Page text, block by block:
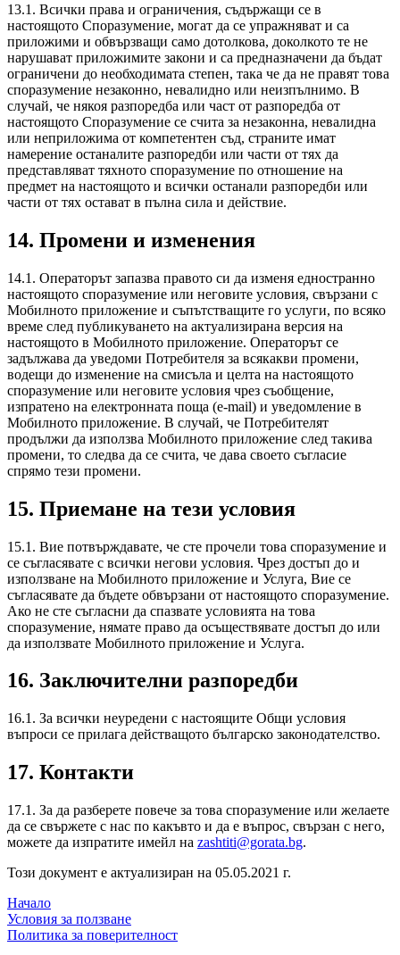
13.1. Всички права и ограничения, съдържащи се в
настоящото Споразумение, могат да се упражняват и са
приложими и обвързващи само дотолкова, доколкото те не
нарушават приложимите закони и са предназначени да бъдат
ограничени до необходимата степен, така че да не правят това
споразумение незаконно, невалидно или неизпълнимо. В
случай, че някоя разпоредба или част от разпоредба от
настоящото Споразумение се счита за незаконна, невалидна
или неприложима от компетентен съд, страните имат
намерение останалите разпоредби или части от тях да
представляват тяхното споразумение по отношение на
предмет на настоящото и всички останали разпоредби или
части от тях остават в пълна сила и действие.
14. Промени и изменения
14.1. Операторът запазва правото си да изменя едностранно
настоящото споразумение или неговите условия, свързани с
Мобилното приложение и съпътстващите го услуги, по всяко
време след публикуването на актуализирана версия на
настоящото в Мобилното приложение. Операторът се
задължава да уведоми Потребителя за всякакви промени,
водещи до изменение на смисъла и целта на настоящото
споразумение или неговите условия чрез съобщение,
изпратено на електронната поща (e-mail) и уведомление в
Мобилното приложение. В случай, че Потребителят
продължи да използва Мобилното приложение след такива
промени, то следва да се счита, че дава своето съгласие
спрямо тези промени.
15. Приемане на тези условия
15.1. Вие потвърждавате, че сте прочели това споразумение и
се съгласявате с всички негови условия. Чрез достъп до и
използване на Мобилното приложение и Услуга, Вие се
съгласявате да бъдете обвързани от настоящото споразумение.
Ако не сте съгласни да спазвате условията на това
споразумение, нямате право да осъществявате достъп до или
да използвате Мобилното приложение и Услуга.
16. Заключителни разпоредби
16.1. За всички неуредени с настоящите Общи условия
въпроси се прилага действащото българско законодателство.
17. Контакти
17.1. За да разберете повече за това споразумение или желаете
да се свържете с нас по какъвто и да е въпрос, свързан с него,
можете да изпратите имейл на zashtiti@gorata.bg.
Този документ е актуализиран на 05.05.2021 г.
Начало
Условия за ползване
Политика за поверителност